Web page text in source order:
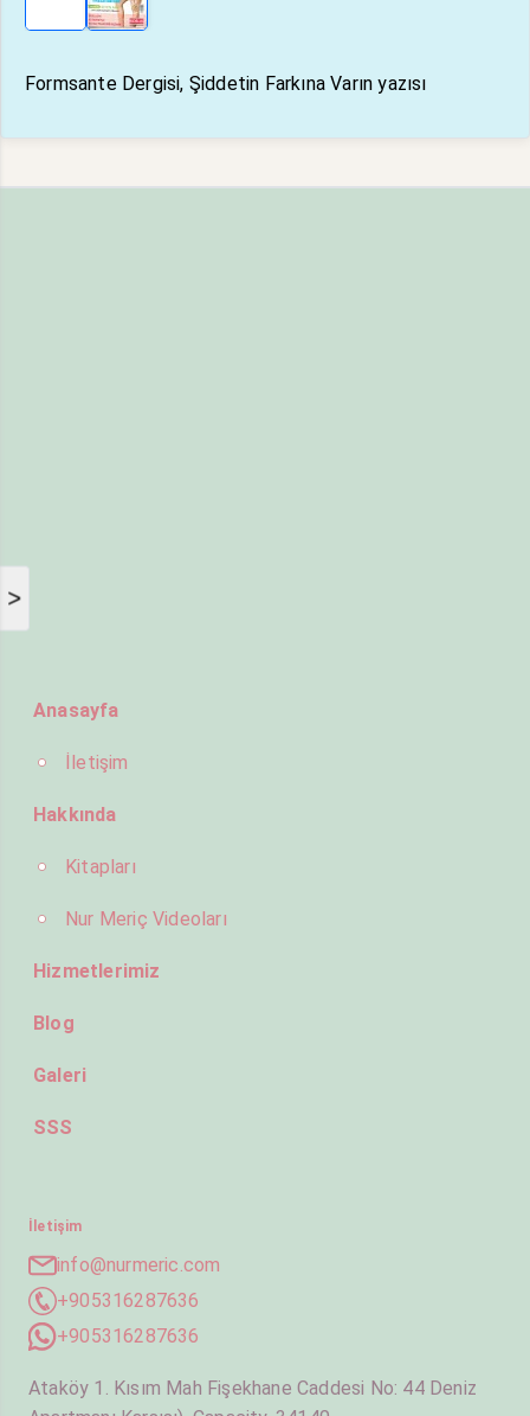
>
Formsante Dergisi, Şiddetin Farkına Varın yazısı
Anasayfa
İletişim
Hakkında
Kitapları
Nur Meriç Videoları
Hizmetlerimiz
Blog
Galeri
SSS
İletişim
info@nurmeric.com
+905316287636
+905316287636
Ataköy 1. Kısım Mah Fişekhane Caddesi No: 44 Deniz